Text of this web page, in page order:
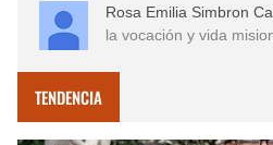
Rosa Emilia Simbron
la vocación y vida
TENDENCIA